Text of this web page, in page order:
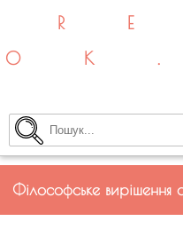
Філософське вирішення